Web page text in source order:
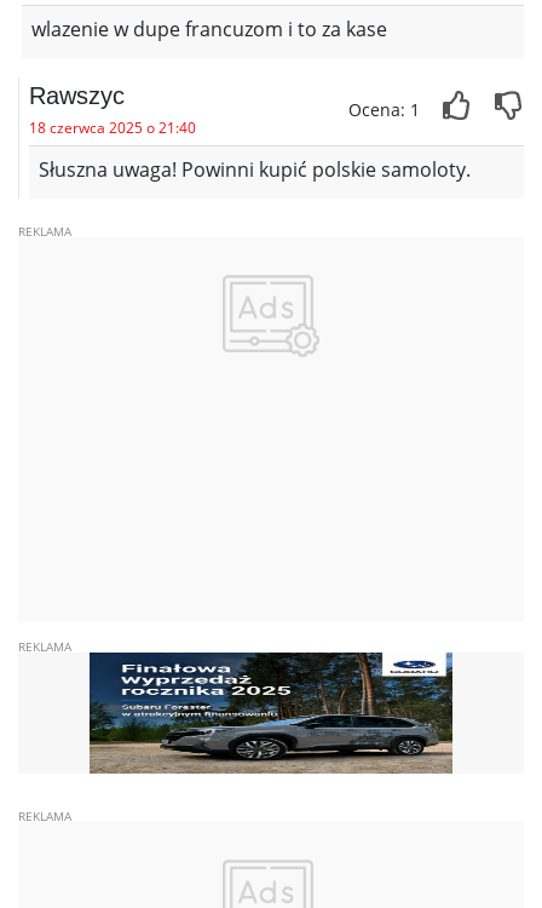
wlazenie w dupe francuzom i to za kase
Rawszyc
18 czerwca 2025 o 21:40
Ocena: 1
Słuszna uwaga! Powinni kupić polskie samoloty.